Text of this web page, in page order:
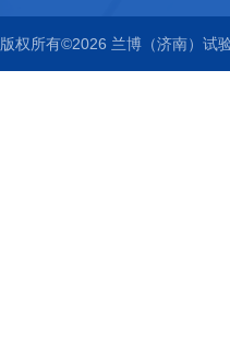
版权所有©2026 兰博（济南）试